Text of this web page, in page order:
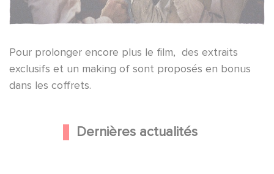
Pour prolonger encore plus le film, des extraits
exclusifs et un making of sont proposés en bonus
dans les coffrets.
Dernières actualités